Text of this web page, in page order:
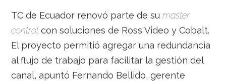
TC de Ecuador renovó parte de su master
control con soluciones de Ross Video y Cobalt.
El proyecto permitió agregar una redundancia
al flujo de trabajo para facilitar la gestión del
canal, apuntó Fernando Bellido, gerente